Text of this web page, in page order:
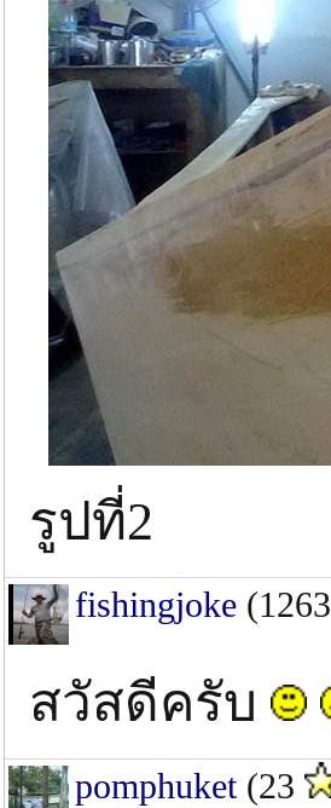
รูปที่2
fishingjoke (1263
สวัสดีครับ
pomphuket(23